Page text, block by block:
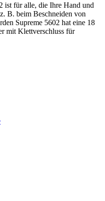
ist für alle, die Ihre Hand und
B. beim Beschneiden von
Supreme 5602 hat eine 18
mit Klettverschluss für